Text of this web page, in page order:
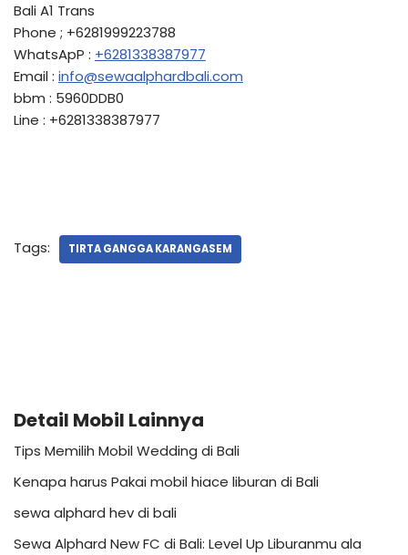
Bali A1 Trans
Phone ; +6281999223788
WhatsApP : +6281338387977
Email : info@sewaalphardbali.com
bbm : 5960DDB0
Line : +6281338387977
Tags: TIRTA GANGGA KARANGASEM
Detail Mobil Lainnya
Tips Memilih Mobil Wedding di Bali
Kenapa harus Pakai mobil hiace liburan di Bali
sewa alphard hev di bali
Sewa Alphard New FC di Bali: Level Up Liburanmu ala